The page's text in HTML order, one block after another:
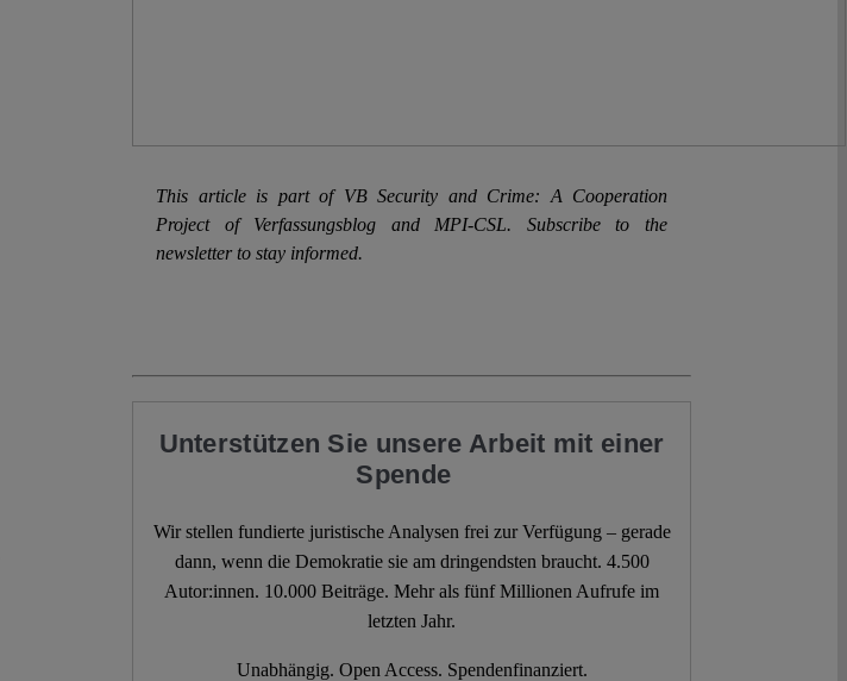
This article is part of VB Security and Crime: A Cooperation
Project of Verfassungsblog and MPI-CSL. Subscribe to the
newsletter to stay informed.
Unterstützen Sie unsere Arbeit mit einer
Spende
Wir stellen fundierte juristische Analysen frei zur Verfügung – gerade
dann, wenn die Demokratie sie am dringendsten braucht. 4.500
Autor:innen. 10.000 Beiträge. Mehr als fünf Millionen Aufrufe im
letzten Jahr.
Unabhängig. Open Access. Spendenfinanziert.